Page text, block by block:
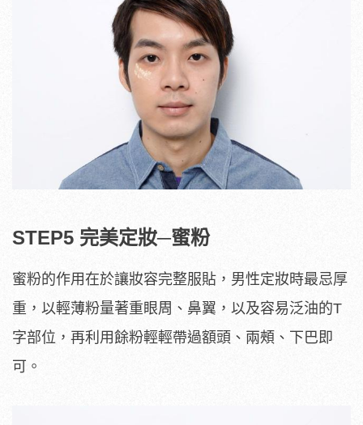
STEP5 完美定妝─蜜粉
蜜粉的作用在於讓妝容完整服貼，男性定妝時最忌厚
重，以輕薄粉量著重眼周、鼻翼，以及容易泛油的T
字部位，再利用餘粉輕輕帶過額頭、兩頰、下巴即
可。